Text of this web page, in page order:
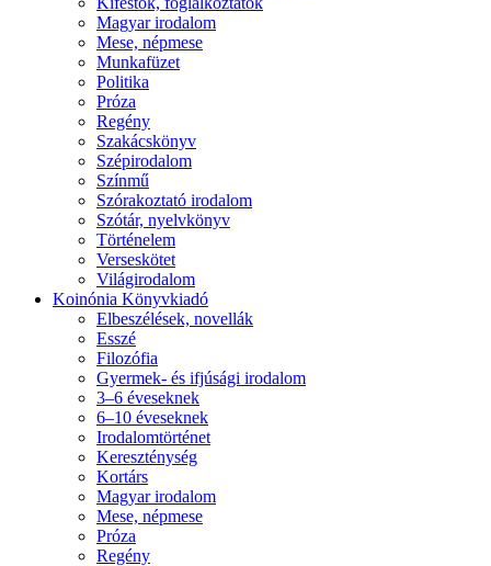
Magyar irodalom
Mese, népmese
Munkafüzet
Politika
Próza
Regény
Szakácskönyv
Szépirodalom
Színmű
Szórakoztató irodalom
Szótár, nyelvkönyv
Történelem
Verseskötet
Világirodalom
Koinónia Könyvkiadó
Elbeszélések, novellák
Esszé
Filozófia
Gyermek- és ifjúsági irodalom
3–6 éveseknek
6–10 éveseknek
Irodalomtörténet
Kereszténység
Kortárs
Magyar irodalom
Mese, népmese
Próza
Regény